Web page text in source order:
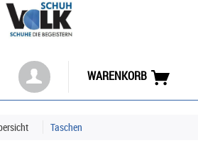
WARENKORB
Taschen